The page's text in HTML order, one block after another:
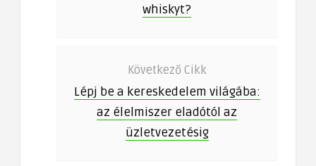
whiskyt?
Következő Cikk
Lépj be a kereskedelem világába:
az élelmiszer eladótól az
üzletvezetésig